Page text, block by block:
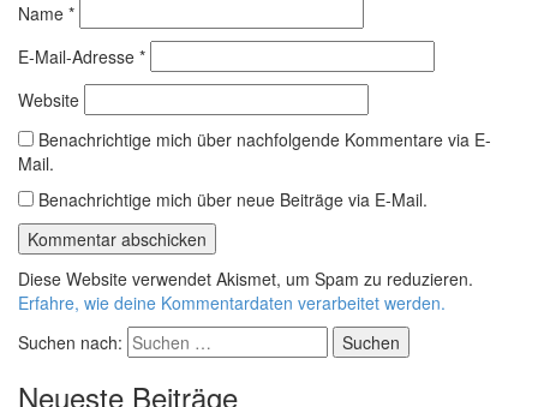
Name *
E-Mail-Adresse *
Website
Benachrichtige mich über nachfolgende Kommentare via E-
Mail.
Benachrichtige mich über neue Beiträge via E-Mail.
Diese Website verwendet Akismet, um Spam zu reduzieren.
Erfahre, wie deine Kommentardaten verarbeitet werden.
Suchen nach:
Neueste Beiträge